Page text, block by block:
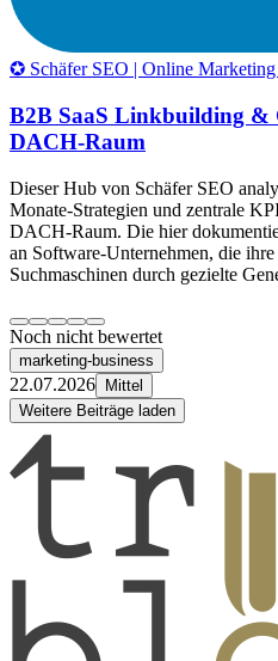
✪ Schäfer SEO | Online Marketing
B2B SaaS Linkbuilding &
DACH-Raum
Dieser Hub von Schäfer SEO
Monate-Strategien und zentrale
DACH-Raum. Die hier
an Software-Unternehmen, die
Suchmaschinen durch gezielte
Noch nicht bewertet
marketing-business
22.07.2026
Mittel
Weitere Beiträge laden